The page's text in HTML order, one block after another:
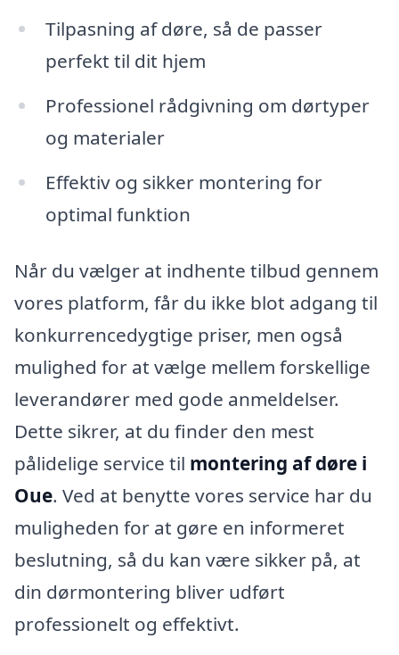
Tilpasning af døre, så de passer
perfekt til dit hjem
Professionel rådgivning om dørtyper
og materialer
Effektiv og sikker montering for
optimal funktion
Når du vælger at indhente tilbud gennem
vores platform, får du ikke blot adgang til
konkurrencedygtige priser, men også
mulighed for at vælge mellem forskellige
leverandører med gode anmeldelser.
Dette sikrer, at du finder den mest
pålidelige service til montering af døre i
Oue. Ved at benytte vores service har du
muligheden for at gøre en informeret
beslutning, så du kan være sikker på, at
din dørmontering bliver udført
professionelt og effektivt.